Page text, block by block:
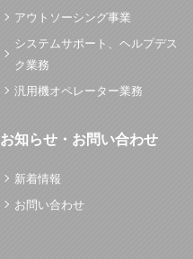
アウトソーシング事業
システムサポート、ヘルプデス
ク業務
汎用機オペレーター業務
お知らせ・お問い合わせ
新着情報
お問い合わせ